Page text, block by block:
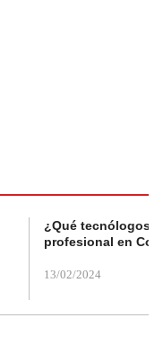
¿Qué tecnólogos
profesional en
13/02/2024